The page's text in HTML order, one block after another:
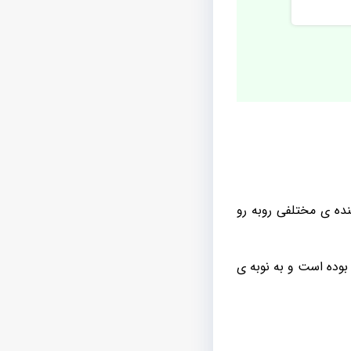
ی مختلفی روبه رو
است و به نوبه ی